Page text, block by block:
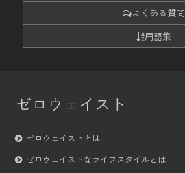
よくある質問
用語集
ゼロウェイスト
ゼロウェイストとは
ゼロウェイストなライフスタイルとは